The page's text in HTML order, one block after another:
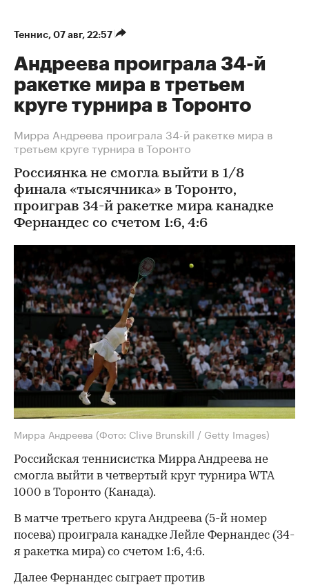
Теннис⁠, 07 авг, 22:57
Андреева проиграла 34-й
ракетке мира в третьем
круге турнира в Торонто
Мирра Андреева проиграла 34-й ракетке мира в
третьем круге турнира в Торонто
Россиянка не смогла выйти в 1/8
финала «тысячника» в Торонто,
проиграв 34-й ракетке мира канадке
Фернандес со счетом 1:6, 4:6
Мирра Андреева (Фото: Clive Brunskill / Getty Images)
Российская теннисистка Мирра Андреева не
смогла выйти в четвертый круг турнира WTA
1000 в Торонто (Канада).
В матче третьего круга Андреева (5-й номер
посева) проиграла канадке Лейле Фернандес (34-
я ракетка мира) со счетом 1:6, 4:6.
Далее Фернандес сыграет против